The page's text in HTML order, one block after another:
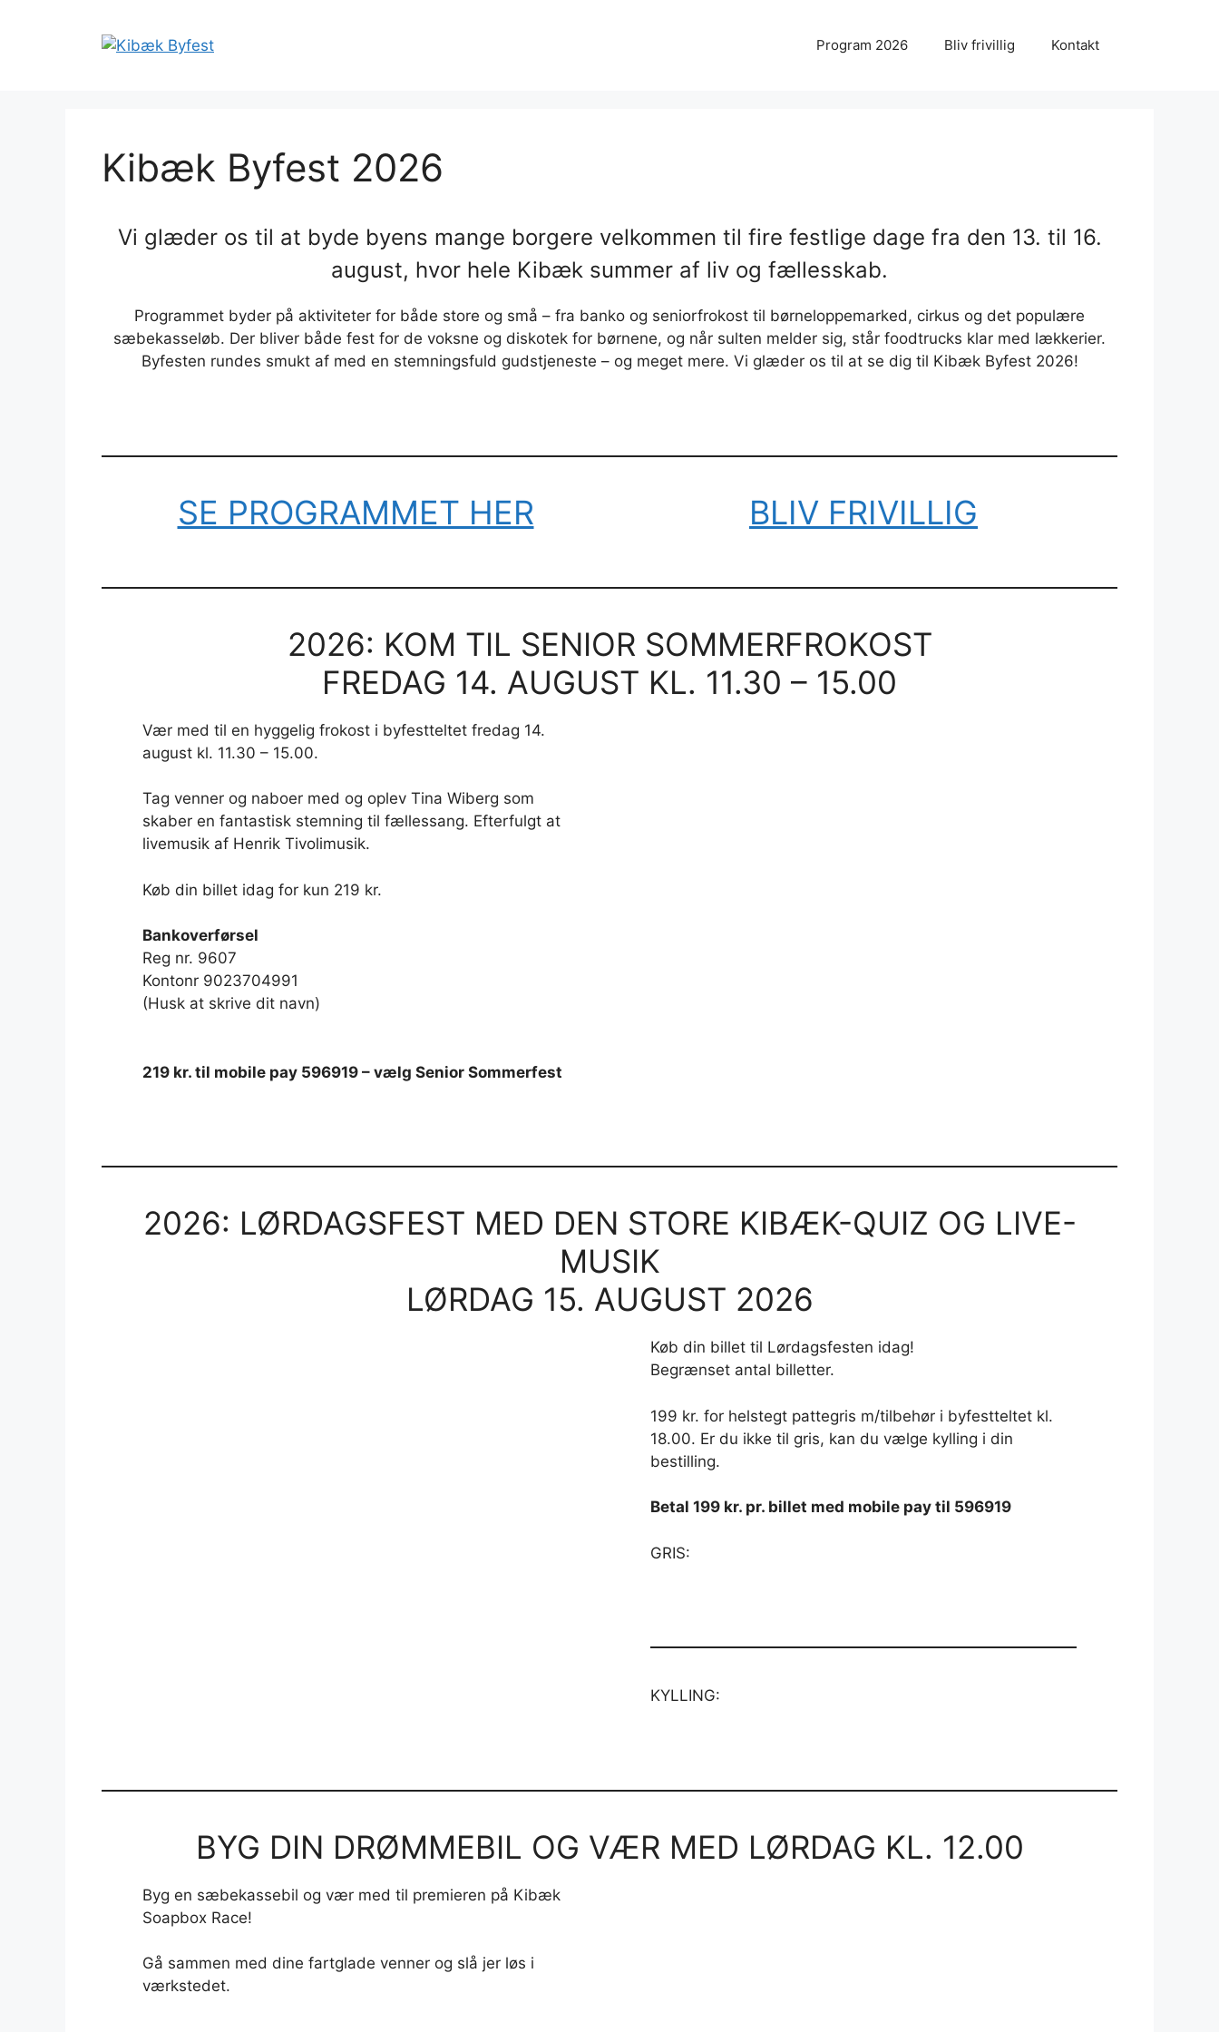
Program 2026 Bliv frivillig Kontakt
Kibæk Byfest 2026
Vi glæder os til at byde byens mange borgere velkommen til fire festlige dage fra den 13. til 16.
august, hvor hele Kibæk summer af liv og fællesskab.
Programmet byder på aktiviteter for både store og små – fra banko og seniorfrokost til børneloppemarked, cirkus og det populære
sæbekasseløb. Der bliver både fest for de voksne og diskotek for børnene, og når sulten melder sig, står foodtrucks klar med lækkerier.
Byfesten rundes smukt af med en stemningsfuld gudstjeneste – og meget mere. Vi glæder os til at se dig til Kibæk Byfest 2026!
SE PROGRAMMET HER BLIV FRIVILLIG
2026: KOM TIL SENIOR SOMMERFROKOST
FREDAG 14. AUGUST KL. 11.30 – 15.00
Vær med til en hyggelig frokost i byfestteltet fredag 14.
august kl. 11.30 – 15.00.
Tag venner og naboer med og oplev Tina Wiberg som
skaber en fantastisk stemning til fællessang. Efterfulgt at
livemusik af Henrik Tivolimusik.
Køb din billet idag for kun 219 kr.
Bankoverførsel
Reg nr. 9607
Kontonr 9023704991
(Husk at skrive dit navn)
219 kr. til mobile pay 596919 – vælg Senior Sommerfest
2026: LØRDAGSFEST MED DEN STORE KIBÆK-QUIZ OG LIVE-
MUSIK
LØRDAG 15. AUGUST 2026
Køb din billet til Lørdagsfesten idag!
Begrænset antal billetter.
199 kr. for helstegt pattegris m/tilbehør i byfestteltet kl.
18.00. Er du ikke til gris, kan du vælge kylling i din
bestilling.
Betal 199 kr. pr. billet med mobile pay til 596919
GRIS:
KYLLING:
BYG DIN DRØMMEBIL OG VÆR MED LØRDAG KL. 12.00
Byg en sæbekassebil og vær med til premieren på Kibæk
Soapbox Race!
Gå sammen med dine fartglade venner og slå jer løs i
værkstedet.